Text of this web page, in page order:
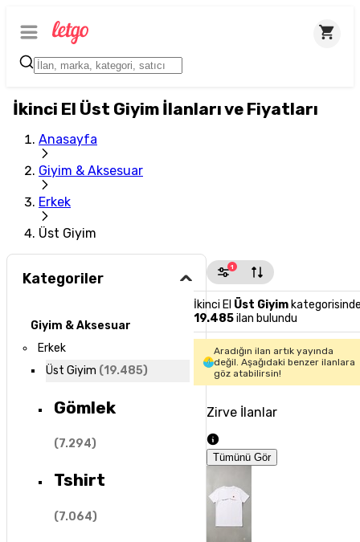
İkinci El Üst Giyim İlanları ve Fiyatları
Anasayfa
Giyim & Aksesuar
Erkek
Üst Giyim
Kategoriler
Giyim & Aksesuar
Erkek
Üst Giyim (19.485)
Gömlek
(7.294)
Tshirt
(7.064)
1
İkinci El Üst Giyim
19.485ilan bulundu
Aradığın ilan artık yayında
değil. Aşağıdaki benzer ilanlara
göz atabilirsin!
Zirve İlanlar
Tümünü Gör